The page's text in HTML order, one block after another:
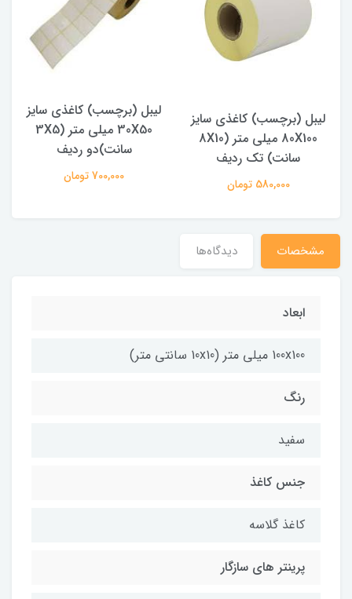
لیبل (برچسب) کاغذی سایز
80X100 میلی متر (8X10
سانت) تک ردیف
580,000 تومان
لیبل (برچسب) کاغذی سایز
30X50 میلی متر (3X5
سانت)دو ردیف
700,000 تومان
مشخصات دیدگاه‌ها
ابعاد
100x100 میلی متر (10x10 سانتی متر)
رنگ
سفید
جنس کاغذ
کاغذ گلاسه
پرینتر های سازگار